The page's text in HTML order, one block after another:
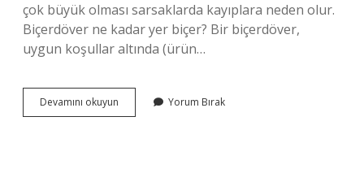
çok büyük olması sarsaklarda kayıplara neden olur.
Biçerdöver ne kadar yer biçer? Bir biçerdöver,
uygun koşullar altında (ürün…
Devamını okuyun Biçerdöver
Yüzde
Yorum Bırak